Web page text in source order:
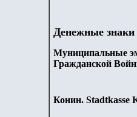
Денежные знаки
Муниципальные
Гражданской
Конин. Stadtkasse